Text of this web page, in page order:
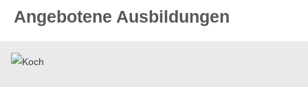
Angebotene Ausbildungen